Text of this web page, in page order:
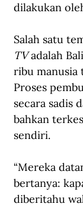
dilakukan
Salah satu
TV adalah
ribu manusia
Proses
secara sadis
bahkan
sendiri.
“Mereka
bertanya:
diberitahu